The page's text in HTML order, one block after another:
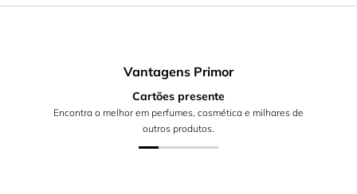
Vantagens Primor
Cartões presente
Encontra o melhor em perfumes, cosmética e milhares de
outros produtos.